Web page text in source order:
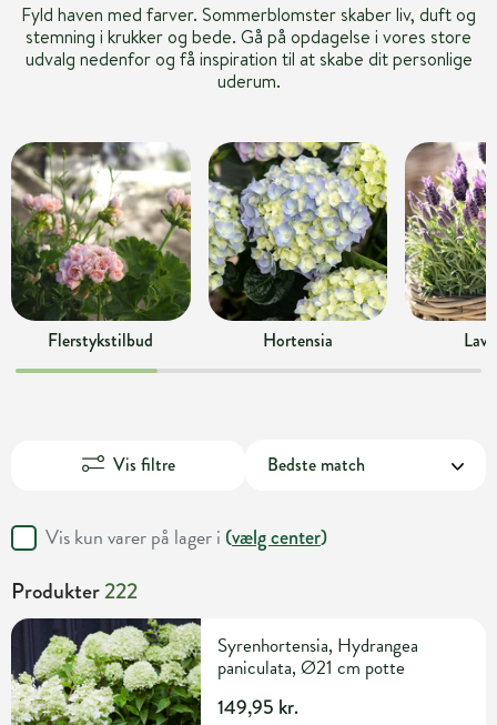
Fyld haven med farver. Sommerblomster skaber liv, duft og
stemning i krukker og bede. Gå på opdagelse i vores store
udvalg nedenfor og få inspiration til at skabe dit personlige
uderum.
Flerstykstilbud Hortensia
Vis filtre
Vis kun varer på lager i (vælg center)
Produkter222
Syrenhortensia, Hydrangea
paniculata, Ø21 cm potte
149,95 kr.